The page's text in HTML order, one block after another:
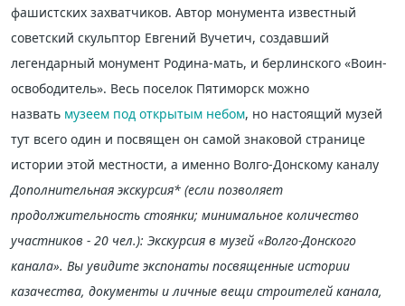
фашистских захватчиков. Автор монумента известный
советский скульптор Евгений Вучетич, создавший
легендарный монумент Родина-мать, и берлинского «Воин-
освободитель». Весь поселок Пятиморск можно
назвать музеем под открытым небом, но настоящий музей
тут всего один и посвящен он самой знаковой странице
истории этой местности, а именно Волго-Донскому каналу
Дополнительная экскурсия* (если позволяет
продолжительность стоянки; минимальное количество
участников - 20 чел.): Экскурсия в музей «Волго-Донского
канала». Вы увидите экспонаты посвященные истории
казачества, документы и личные вещи строителей канала,